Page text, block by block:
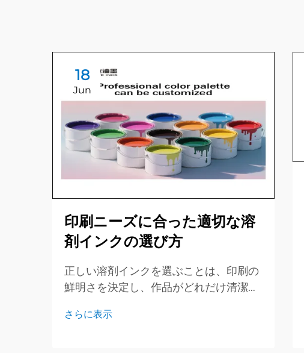
18
Jun
印刷ニーズに合った適切な溶
剤インクの選び方
正しい溶剤インクを選ぶことは、印刷の
鮮明さを決定し、作品がどれだけ清潔で
易ガイドでは、主要なインクタイプ、適
さらに表示